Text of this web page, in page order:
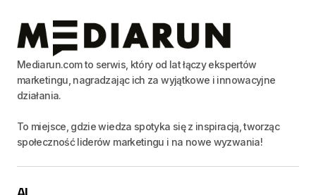
Mediarun.com to serwis, który od lat łączy ekspertów
marketingu, nagradzając ich za wyjątkowe i innowacyjne
działania.
To miejsce, gdzie wiedza spotyka się z inspiracją, tworząc
społeczność liderów marketingu i na nowe wyzwania!